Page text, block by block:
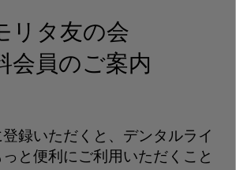
リタ友の会
会員のご案内
録いただくと、デンタルライ
と便利にご利用いただくこと